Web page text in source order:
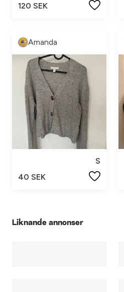
120 SEK
Amanda
S
40 SEK
Liknande annonser